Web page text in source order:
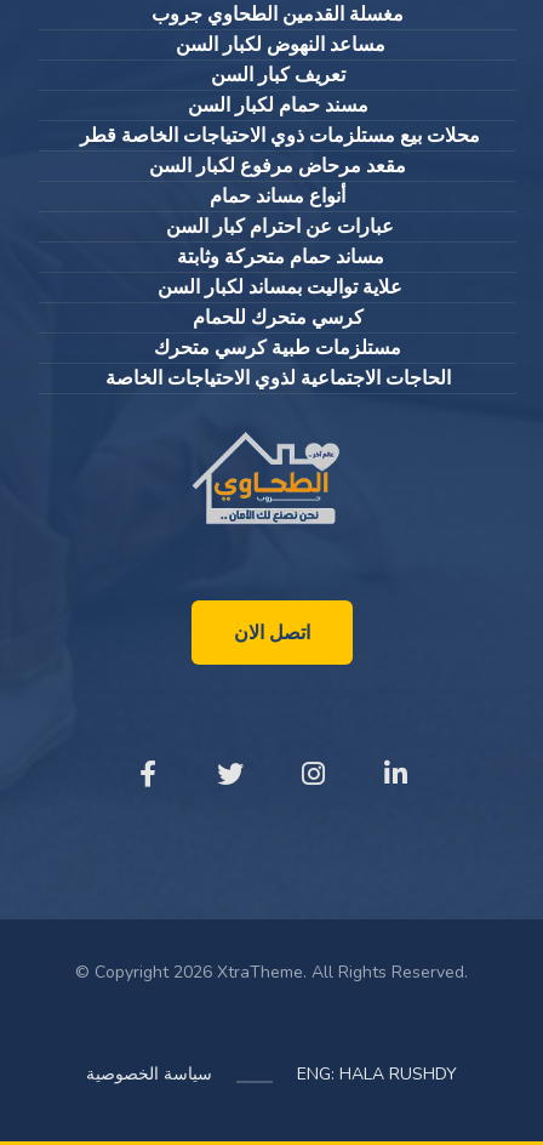
مغسلة القدمين الطحاوي جروب
مساعد النهوض لكبار السن
تعريف كبار السن
مسند حمام لكبار السن
محلات بيع مستلزمات ذوي الاحتياجات الخاصة قطر
مقعد مرحاض مرفوع لكبار السن
أنواع مساند حمام
عبارات عن احترام كبار السن
مساند حمام متحركة وثابتة
علاية تواليت بمساند لكبار السن
كرسي متحرك للحمام
مستلزمات طبية كرسي متحرك
الحاجات الاجتماعية لذوي الاحتياجات الخاصة
اتصل الان
© Copyright 2026 XtraTheme. All Rights Reserved.
سياسة الخصوصية ENG: HALA RUSHDY